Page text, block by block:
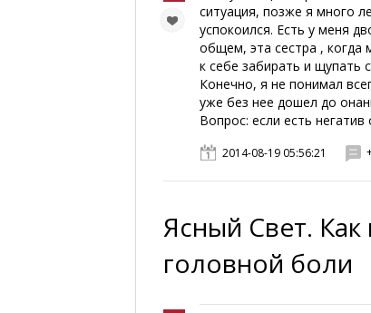
ситуация, позже я много
успокоился. Есть у меня
общем, эта сестра , когда
к себе забирать и щупать
Конечно, я не понимал
уже без нее дошел до
Вопрос: если есть
2014-08-19 05:56:21
Ясный Свет. Как
головной боли